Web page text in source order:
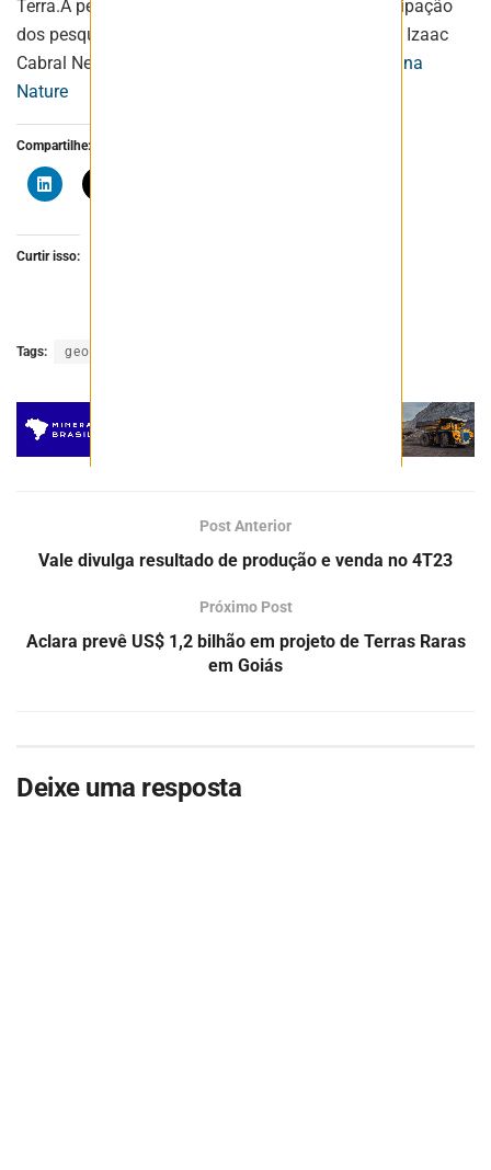
Terra.A pesquisa em questão contou com a participação
dos pesquisadores do Serviço Geológico do Brasil Izaac
Cabral Neto e Francisco V. Silveira e foi
publicada na
Nature
Compartilhe:
Curtir isso:
Tags: geologia
Post Anterior
Vale divulga resultado de produção e venda no 4T23
Próximo Post
Aclara prevê US$ 1,2 bilhão em projeto de Terras Raras
em Goiás
Deixe uma resposta